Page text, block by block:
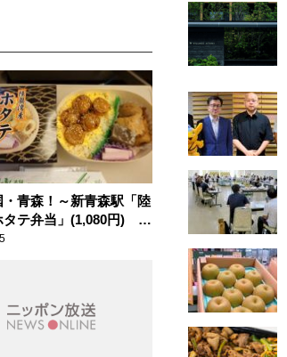
・青森！～新青森駅「陸
タテ弁当」(1,080円)
望月の駅弁膝栗毛】
AD